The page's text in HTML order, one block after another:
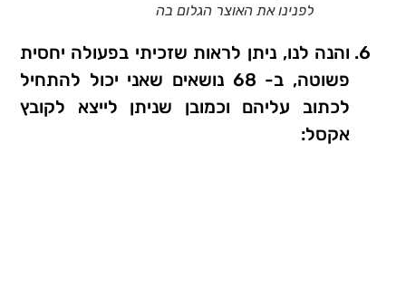
לפנינו את האוצר הגלום בה
והנה לנו, ניתן לראות שזכיתי בפעולה יחסית
פשוטה, ב- 68 נושאים שאני יכול להתחיל
לכתוב עליהם וכמובן שניתן לייצא לקובץ
אקסל: